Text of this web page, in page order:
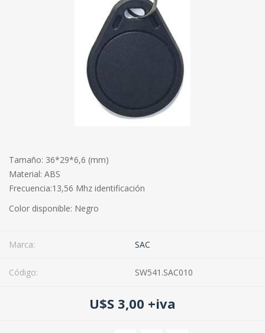
Tamaño: 36*29*6,6 (mm)
Material: ABS
Frecuencia:13,56 Mhz identificación
Color disponible: Negro
Marca: SAC
Código: SW541.SAC010
U$S 3,00 +iva